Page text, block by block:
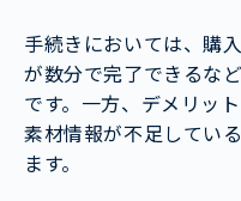
手続きにおいては、購
が数分で完了できるな
です。一方、デメリッ
素材情報が不足してい
ます。